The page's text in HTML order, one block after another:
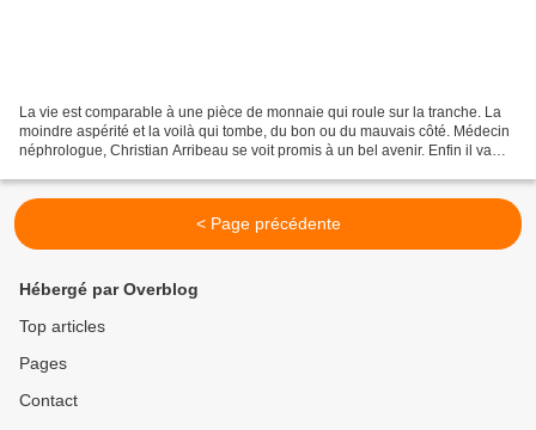
La vie est comparable à une pièce de monnaie qui roule sur la tranche. La
moindre aspérité et la voilà qui tombe, du bon ou du mauvais côté. Médecin
néphrologue, Christian Arribeau se voit promis à un bel avenir. Enfin il va
< Page précédente
Hébergé par Overblog
Top articles
Pages
Contact